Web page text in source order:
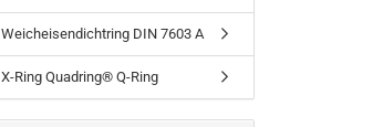
Weicheisendichtring DIN 7603 A
X-Ring Quadring® Q-Ring